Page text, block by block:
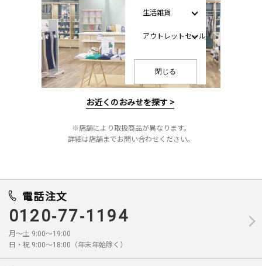
生活雑貨
アウトレットセール
閉じる
お近くのおみせを探す >
※店舗により取扱商品が異なります。
詳細は店舗までお問い合わせください。
電話注文
0120-77-1194
月～土 9:00～19:00
日・祝 9:00～18:00（年末年始除く）